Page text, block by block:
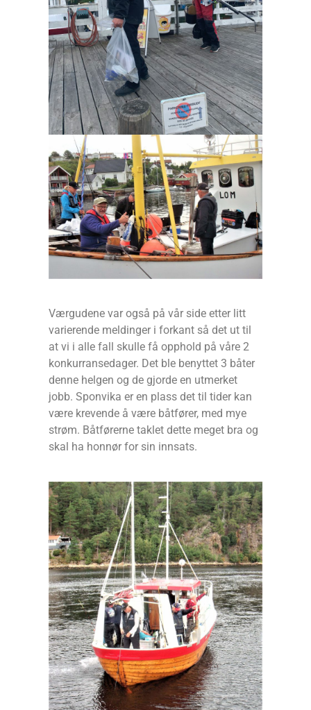
Værgudene var også på vår side etter litt
varierende meldinger i forkant så det ut til
at vi i alle fall skulle få opphold på våre 2
konkurransedager. Det ble benyttet 3 båter
denne helgen og de gjorde en utmerket
jobb. Sponvika er en plass det til tider kan
være krevende å være båtfører, med mye
strøm. Båtførerne taklet dette meget bra og
skal ha honnør for sin innsats.